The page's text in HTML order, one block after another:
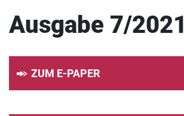
Ausgabe 7/2021
ZUM E-PAPER